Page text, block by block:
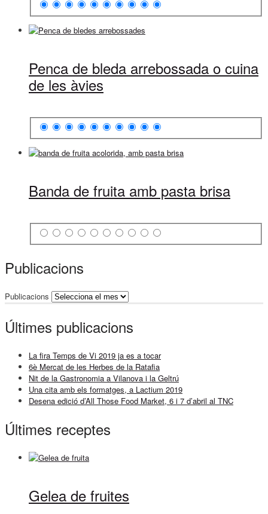
Penca de bleda arrebossada o cuina
de les àvies
Banda de fruita amb pasta brisa
Publicacions
Publicacions
Últimes publicacions
La fira Temps de Vi 2019 ja es a tocar
6è Mercat de les Herbes de la Ratafia
Nit de la Gastronomia a Vilanova i la Geltrú
Una cita amb els formatges, a Lactium 2019
Desena edició d’All Those Food Market, 6 i 7 d’abril al TNC
Últimes receptes
Gelea de fruites